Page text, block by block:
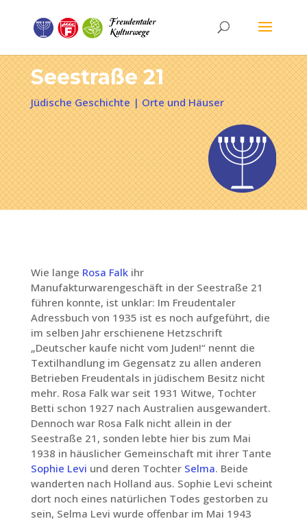
Seestraße 21
Jüdische Geschichte | Orte und Häuser
Wie lange Rosa Falk ihr
Manufakturwarengeschäft in der Seestraße 21
führen konnte, ist unklar: Im Freudentaler
Adressbuch von 1935 ist es noch aufgeführt, die
im selben Jahr erschienene Hetzschrift
„Deutscher kaufe nicht vom Juden!“ nennt die
Textilhandlung im Gegensatz zu allen anderen
Betrieben Freudentals in jüdischem Besitz nicht
mehr. Rosa Falk war seit 1931 Witwe, Tochter
Betti schon 1927 nach Australien ausgewandert.
Dennoch war Rosa Falk nicht allein in der
Seestraße 21, sonden lebte hier bis zum Mai
1938 in häuslicher Gemeinschaft mit ihrer Tante
Sophie Levi und deren Tochter Selma. Beide
wanderten nach Holland aus. Sophie Levi scheint
dort noch eines natürlichen Todes gestorben zu
sein, Selma Levi wurde offenbar im Mai 1943